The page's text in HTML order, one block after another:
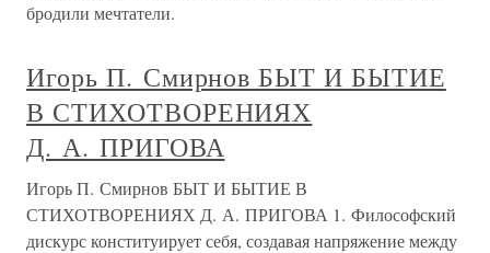
бродили мечтатели.
Игорь П. Смирнов БЫТ И БЫТИЕ
В СТИХОТВОРЕНИЯХ
Д. А. ПРИГОВА
Игорь П. Смирнов БЫТ И БЫТИЕ В
СТИХОТВОРЕНИЯХ Д. А. ПРИГОВА 1. Философский
дискурс конституирует себя, создавая напряжение между